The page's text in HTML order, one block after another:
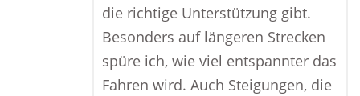
die richtige Unterstützung gibt.
Besonders auf längeren Strecken
spüre ich, wie viel entspannter das
Fahren wird. Auch Steigungen, die